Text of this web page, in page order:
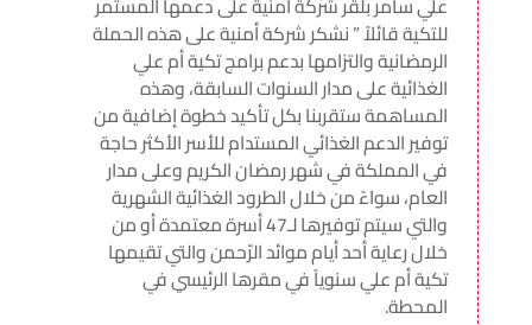
للتكية قائلاً ” نشكر شركة أمنية على هذه الحملة
الرمضانية والتزامها بدعم برامج تكية أم علي
الغذائية على مدار السنوات السابقة، وهذه
المساهمة ستقربنا بكل تأكيد خطوة إضافية من
توفير الدعم الغذائي المستدام للأسر الأكثر حاجة
في المملكة في شهر رمضان الكريم وعلى مدار
العام، سواءً من خلال الطرود الغذائية الشهرية
والتي سيتم توفيرها لـ47 أسرة معتمدة أو من
خلال رعاية أحد أيام موائد الرّحمن والتي تقيمها
تكية أم علي سنوياً في مقرها الرئيسي في
المحطة.